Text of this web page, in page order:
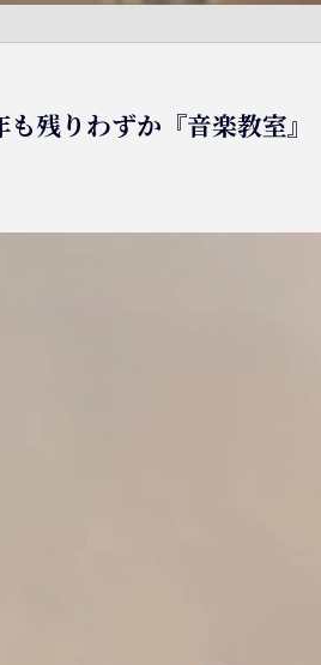
も残りわずか『音楽教室』